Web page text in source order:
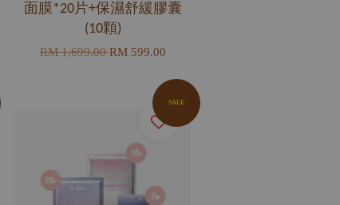
面膜*20片+保濕舒緩膠囊
(10顆)
RM 1,699.00RM 599.00
SALE